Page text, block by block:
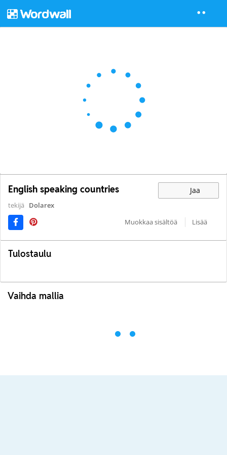
English speaking countries Jaa
tekijä
Dolarex
Muokkaa sisältöä
Lisää
Tulostaulu
Vaihda mallia